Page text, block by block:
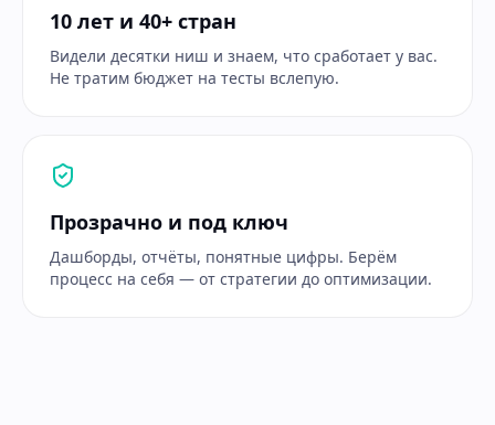
10 лет и 40+ стран
Видели десятки ниш и знаем, что сработает у вас.
Не тратим бюджет на тесты вслепую.
Прозрачно и под ключ
Дашборды, отчёты, понятные цифры. Берём
процесс на себя — от стратегии до оптимизации.